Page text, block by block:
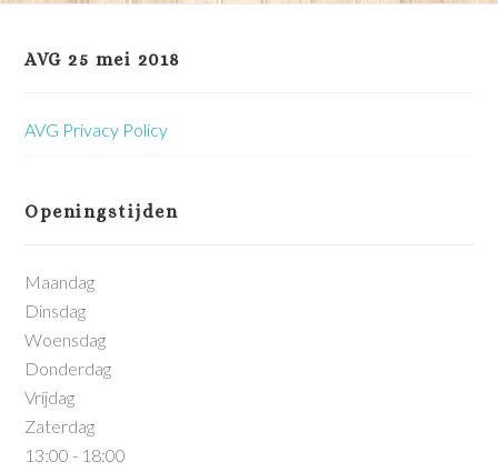
AVG 25 mei 2018
AVG Privacy Policy
Openingstijden
Maandag
Dinsdag
Woensdag
Donderdag
Vrijdag
Zaterdag
13:00 - 18:00